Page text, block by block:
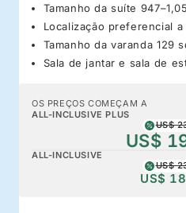
Tamanho da suíte
Localização preferencial
Tamanho da varanda 129
Sala de jantar e sala de
OS PREÇOS COMEÇAM A
ALL-INCLUSIVE PLUS
US$
US$
ALL-INCLUSIVE
US$
US$